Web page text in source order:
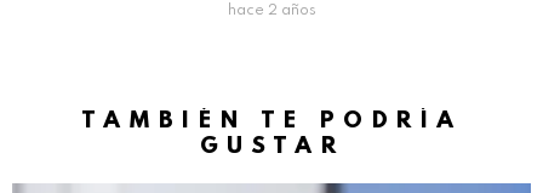
hace 2 años
TAMBIÉN TE PODRÍA
GUSTAR